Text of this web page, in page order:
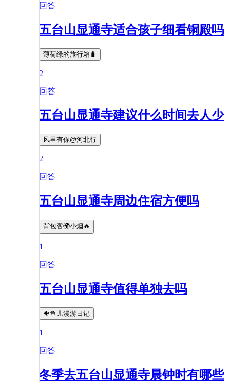
回答
五台山显通寺适合孩子细看铜殿吗
薄荷绿的旅行箱🧳
2
回答
五台山显通寺建议什么时间去人少
风里有你@河北行
2
回答
五台山显通寺周边住宿方便吗
背包客🌍小烟🔥
1
回答
五台山显通寺值得单独去吗
🐠鱼儿漫游日记
1
回答
冬季去五台山显通寺晨钟时有哪些